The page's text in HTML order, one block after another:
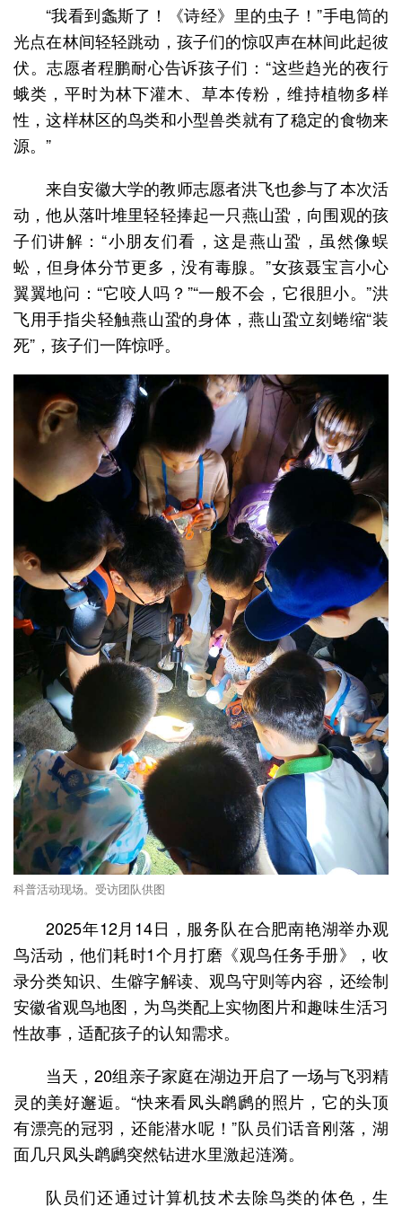
“我看到螽斯了！《诗经》里的虫子！”手电筒的
光点在林间轻轻跳动，孩子们的惊叹声在林间此起彼
伏。志愿者程鹏耐心告诉孩子们：“这些趋光的夜行
蛾类，平时为林下灌木、草本传粉，维持植物多样
性，这样林区的鸟类和小型兽类就有了稳定的食物来
源。”
来自安徽大学的教师志愿者洪飞也参与了本次活
动，他从落叶堆里轻轻捧起一只燕山蛩，向围观的孩
子们讲解：“小朋友们看，这是燕山蛩，虽然像蜈
蚣，但身体分节更多，没有毒腺。”女孩聂宝言小心
翼翼地问：“它咬人吗？”“一般不会，它很胆小。”洪
飞用手指尖轻触燕山蛩的身体，燕山蛩立刻蜷缩“装
死”，孩子们一阵惊呼。
科普活动现场。受访团队供图
2025年12月14日，服务队在合肥南艳湖举办观
鸟活动，他们耗时1个月打磨《观鸟任务手册》，收
录分类知识、生僻字解读、观鸟守则等内容，还绘制
安徽省观鸟地图，为鸟类配上实物图片和趣味生活习
性故事，适配孩子的认知需求。
当天，20组亲子家庭在湖边开启了一场与飞羽精
灵的美好邂逅。“快来看凤头䴙䴘的照片，它的头顶
有漂亮的冠羽，还能潜水呢！”队员们话音刚落，湖
面几只凤头䴙䴘突然钻进水里激起涟漪。
队员们还通过计算机技术去除鸟类的体色，生